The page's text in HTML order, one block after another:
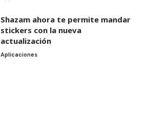
Shazam ahora te permite mandar
stickers con la nueva
actualización
Aplicaciones